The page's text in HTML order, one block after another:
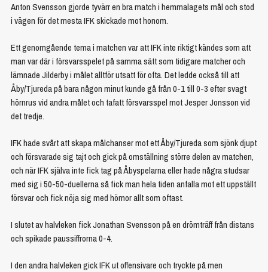
Anton Svensson gjorde tyvärr en bra match i hemmalagets mål och stod
i vägen för det mesta IFK skickade mot honom.
Ett genomgående tema i matchen var att IFK inte riktigt kändes som att
man var där i försvarsspelet på samma sätt som tidigare matcher och
lämnade Jilderby i målet alltför utsatt för ofta. Det ledde också till att
Åby/Tjureda på bara någon minut kunde gå från 0-1 till 0-3 efter svagt
hörnrus vid andra målet och tafatt försvarsspel mot Jesper Jonsson vid
det tredje.
IFK hade svårt att skapa målchanser mot ett Åby/Tjureda som sjönk djupt
och försvarade sig tajt och gick på omställning större delen av matchen,
och när IFK själva inte fick tag på Åbyspelarna eller hade några studsar
med sig i 50-50-duellerna så fick man hela tiden anfalla mot ett uppställt
försvar och fick nöja sig med hörnor allt som oftast.
I slutet av halvleken fick Jonathan Svensson på en drömträff från distans
och spikade paussiffrorna 0-4.
I den andra halvleken gick IFK ut offensivare och tryckte på men